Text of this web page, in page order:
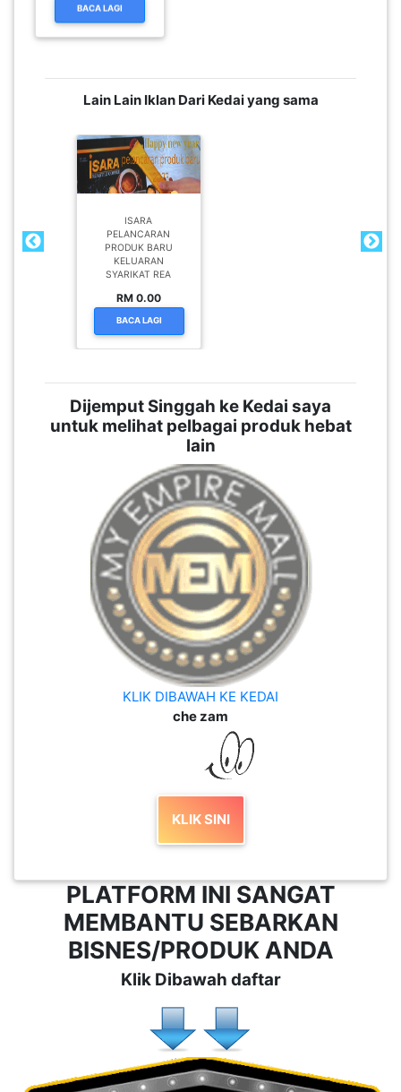
BACA LAGI
Lain Lain Iklan Dari Kedai yang sama
ISARA
PELANCARAN
PRODUK BARU
KELUARAN
SYARIKAT REA
RM 0.00
BACA LAGI
Dijemput Singgah ke Kedai saya
untuk melihat pelbagai produk hebat
lain
KLIK DIBAWAH KE KEDAI
che zam
KLIK SINI
PLATFORM INI SANGAT
MEMBANTU SEBARKAN
BISNES/PRODUK ANDA
Klik Dibawah daftar
LABUAN(2)
MALAYSIA(82)
INDONESIA(1)